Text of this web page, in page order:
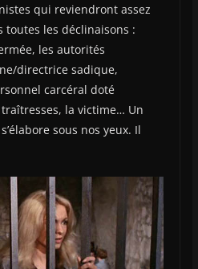
qui reviendront assez
les déclinaisons :
les autorités
directrice sadique,
carcéral doté
la victime… Un
sous nos yeux. Il